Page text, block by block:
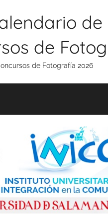
de
de
de Fotografía 2026